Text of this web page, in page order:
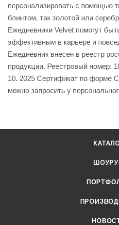
персонализировать с помощью
блинтом, так золотой или
Ежедневники Velvet помогут
эффективным в карьере и
Ежедневник внесен в реестр
продукции. Реестровый номер:
10. 2025 Сертификат по форме
можно запросить у